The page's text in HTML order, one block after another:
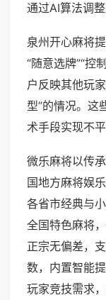
通过AI算法调
泉州开心麻将
“随意选牌”“控
户反映其他玩
型”的情况。这
术手段实现不平
微乐麻将以传
国地方麻将娱
各省市经典与
全国特色麻将
正宗无偏差，
数，内置智能
玩家竞技需求